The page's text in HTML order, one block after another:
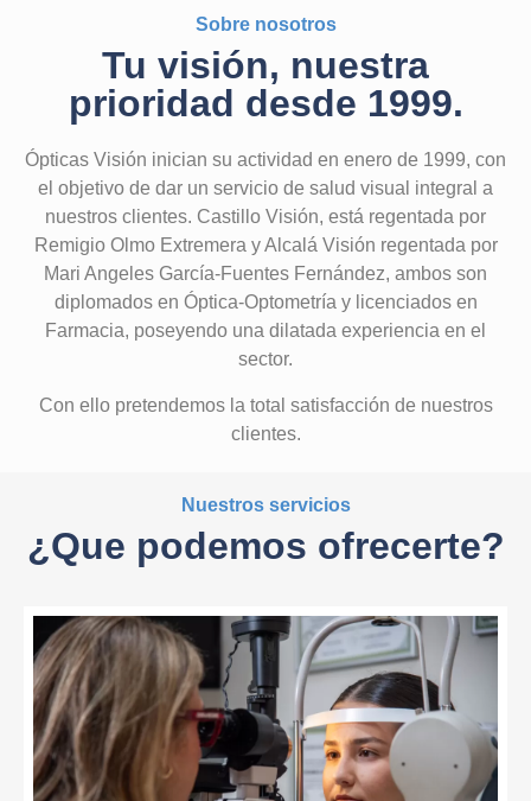
Sobre nosotros
Tu visión, nuestra
prioridad desde 1999.
Ópticas Visión inician su actividad en enero de 1999, con
el objetivo de dar un servicio de salud visual integral a
nuestros clientes. Castillo Visión, está regentada por
Remigio Olmo Extremera y Alcalá Visión regentada por
Mari Angeles García-Fuentes Fernández, ambos son
diplomados en Óptica-Optometría y licenciados en
Farmacia, poseyendo una dilatada experiencia en el
sector.
Con ello pretendemos la total satisfacción de nuestros
clientes.
Nuestros servicios
¿Que podemos ofrecerte?